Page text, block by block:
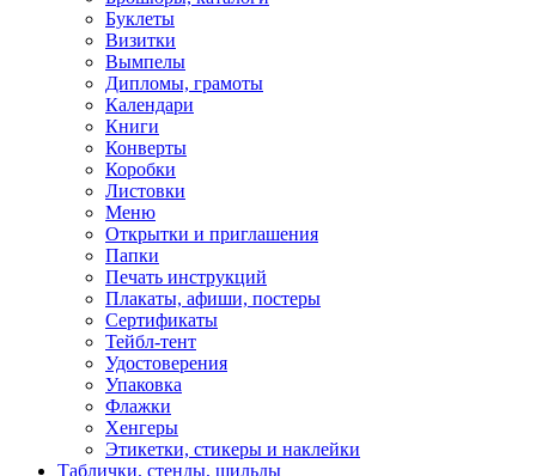
Буклеты
Визитки
Вымпелы
Дипломы, грамоты
Календари
Книги
Конверты
Коробки
Листовки
Меню
Открытки и приглашения
Папки
Печать инструкций
Плакаты, афиши, постеры
Сертификаты
Тейбл-тент
Удостоверения
Упаковка
Флажки
Хенгеры
Этикетки, стикеры и наклейки
Таблички, стенды, шильды